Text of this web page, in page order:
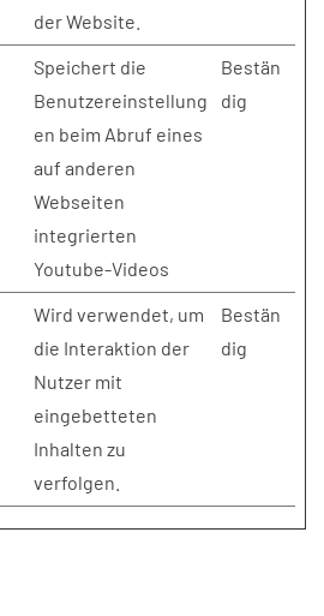
der Website.
Speichert die
Benutzereinstellung
en beim Abruf eines
auf anderen
Webseiten
integrierten
Youtube-Videos
Bestän
dig
Wird verwendet, um
die Interaktion der
Nutzer mit
eingebetteten
Inhalten zu
verfolgen.
Bestän
dig